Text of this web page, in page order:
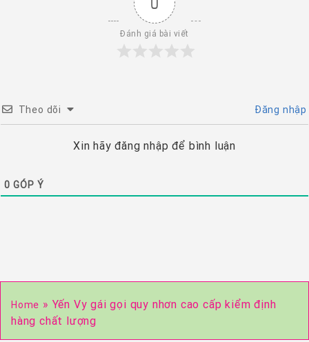
Đánh giá bài viết
Theo dõi Đăng nhập
Xin hãy đăng nhập để bình luận
0 GÓP Ý
Home » Yến Vy gái gọi quy nhơn cao cấp kiểm định
hàng chất lượng